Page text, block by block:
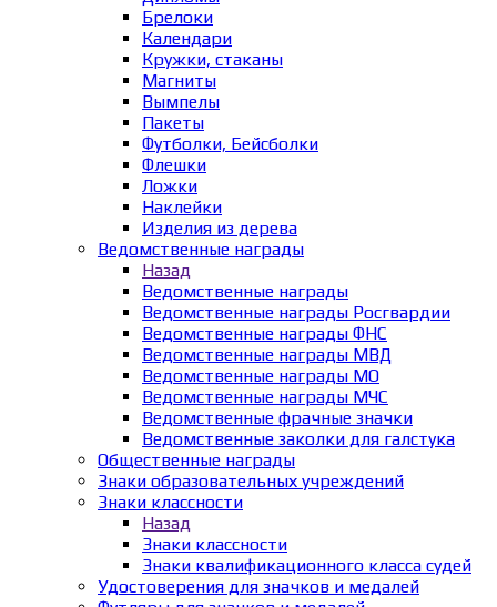
Брелоки
Календари
Кружки, стаканы
Магниты
Вымпелы
Пакеты
Футболки, Бейсболки
Флешки
Ложки
Наклейки
Изделия из дерева
Ведомственные награды
Назад
Ведомственные награды
Ведомственные награды Росгвардии
Ведомственные награды ФНС
Ведомственные награды МВД
Ведомственные награды МО
Ведомственные награды МЧС
Ведомственные фрачные значки
Ведомственные заколки для галстука
Общественные награды
Знаки образовательных учреждений
Знаки классности
Назад
Знаки классности
Знаки квалификационного класса судей
Удостоверения для значков и медалей